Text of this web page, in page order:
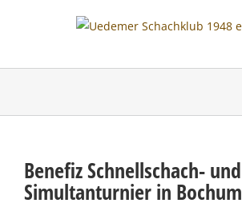
Benefiz Schnellschach- und
Simultanturnier in Bochum